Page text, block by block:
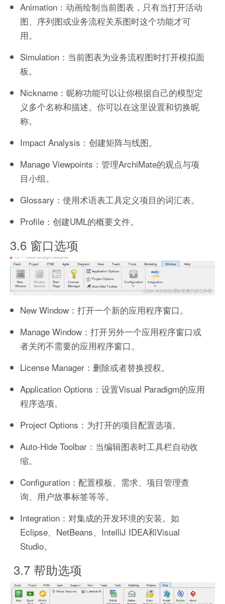
Animation：动画绘制当前图表，只有当打开活动
图、序列图或业务流程关系图时这个功能才可
用。
Simulation：当前图表为业务流程图时打开模拟面
板。
Nickname：昵称功能可以让你根据自己的模型定
义多个名称和描述。你可以在这里设置和切换昵
称。
Impact Analysis：创建矩阵与线图。
Manage Viewpoints：管理ArchiMate的观点与项
目小组。
Glossary：使用术语表工具定义项目的词汇表。
Profile：创建UML的概要文件。
3.6 窗口选项
New Window：打开一个新的应用程序窗口。
Manage Window：打开另外一个应用程序窗口或
者关闭不需要的应用程序窗口。
License Manager：删除或者替换授权。
Application Options：设置Visual Paradigm的应用
程序选项。
Project Options：为打开的项目配置选项。
Auto-Hide Toolbar：当编辑图表时工具栏自动收
缩。
Configuration：配置模板、需求、项目管理查
询、用户故事标签等等。
Integration：对集成的开发环境的安装。如
Eclipse、NetBeans、IntelliJ IDEA和Visual
Studio。
3.7 帮助选项